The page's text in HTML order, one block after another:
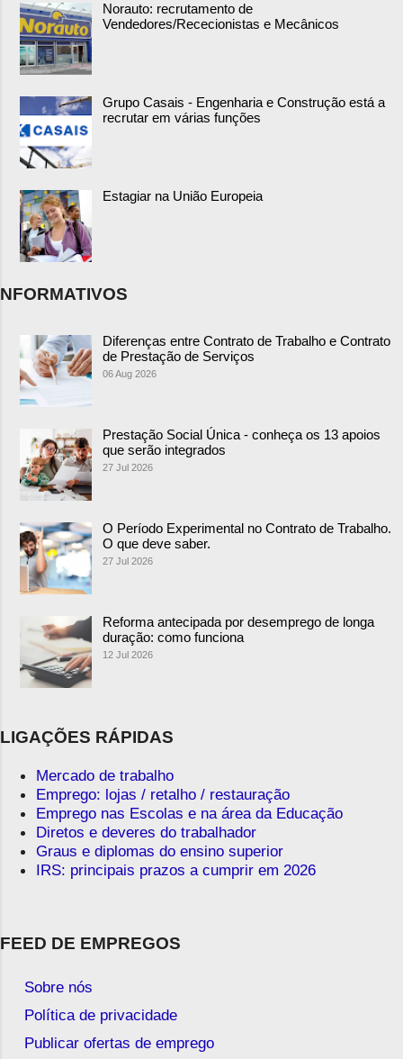
Norauto: recrutamento de
Vendedores/Rececionistas e Mecânicos
Grupo Casais - Engenharia e Construção está a
recrutar em várias funções
Estagiar na União Europeia
NFORMATIVOS
Diferenças entre Contrato de Trabalho e Contrato
de Prestação de Serviços
06 Aug 2026
Prestação Social Única - conheça os 13 apoios
que serão integrados
27 Jul 2026
O Período Experimental no Contrato de Trabalho.
O que deve saber.
27 Jul 2026
Reforma antecipada por desemprego de longa
duração: como funciona
12 Jul 2026
LIGAÇÕES RÁPIDAS
Mercado de trabalho
Emprego: lojas / retalho / restauração
Emprego nas Escolas e na área da Educação
Diretos e deveres do trabalhador
Graus e diplomas do ensino superior
IRS: principais prazos a cumprir em 2026
FEED DE EMPREGOS
Sobre nós
Política de privacidade
Publicar ofertas de emprego